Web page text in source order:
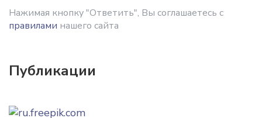
Нажимая кнопку "Ответить", Вы соглашаетесь с
правилами нашего сайта
Публикации